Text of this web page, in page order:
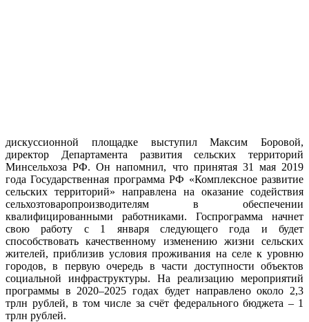
дискуссионной площадке выступил Максим Боровой,
директор Департамента развития сельских территорий
Минсельхоза РФ. Он напомнил, что принятая 31 мая 2019
года Государственная программа РФ «Комплексное развитие
сельских территорий» направлена на оказание содействия
сельхозтоваропроизводителям в обеспечении
квалифицированными работниками. Госпрограмма начнет
свою работу с 1 января следующего года и будет
способствовать качественному изменению жизни сельских
жителей, приблизив условия проживания на селе к уровню
городов, в первую очередь в части доступности объектов
социальной инфраструктуры. На реализацию мероприятий
программы в 2020–2025 годах будет направлено около 2,3
трлн рублей, в том числе за счёт федерального бюджета – 1
трлн рублей.